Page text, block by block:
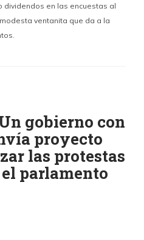
dividendos en las encuestas al
ventanita que da a la
gobierno con
proyecto
las protestas
parlamento